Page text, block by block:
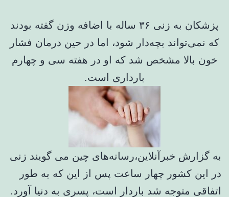
پزشکان به زنی ۳۶ ساله با اضافه وزن گفته بودند
که نمی‌تواند بچه‌دار شود، اما در حین درمان فشار
خون بالا مشخص شد که او در هفته سی و چهارم
بارداری است.
به گزارش خبرآنلاین،رسانه‌های چین می گویند زنی
در این کشور چهار ساعت پس از این که به طور
اتفاقی متوجه شد باردار است، پسری به دنیا آورد.